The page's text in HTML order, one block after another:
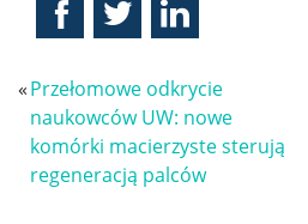
«Przełomowe odkrycie
naukowców UW: nowe
komórki macierzyste sterują
regeneracją palców